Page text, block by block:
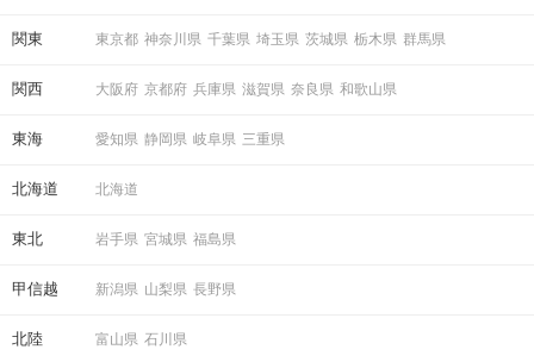
関東 東京都 神奈川県 千葉県 埼玉県 茨城県 栃木県 群馬県
関西 大阪府 京都府 兵庫県 滋賀県 奈良県 和歌山県
東海 愛知県 静岡県 岐阜県 三重県
北海道 北海道
東北 岩手県 宮城県 福島県
甲信越 新潟県 山梨県 長野県
北陸 富山県 石川県